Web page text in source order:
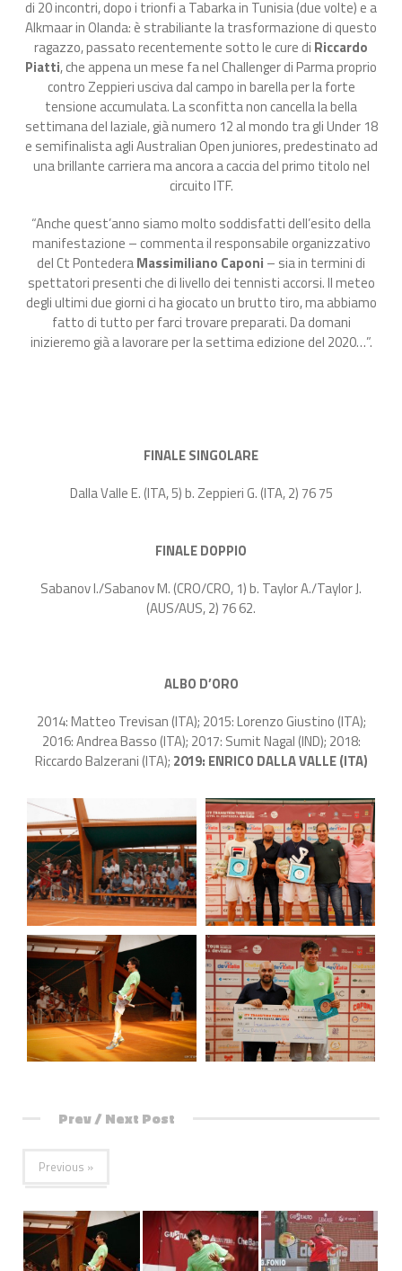
di 20 incontri, dopo i trionfi a Tabarka in Tunisia (due volte) e a
Alkmaar in Olanda: è strabiliante la trasformazione di questo
ragazzo, passato recentemente sotto le cure di Riccardo
Piatti, che appena un mese fa nel Challenger di Parma proprio
contro Zeppieri usciva dal campo in barella per la forte
tensione accumulata. La sconfitta non cancella la bella
settimana del laziale, già numero 12 al mondo tra gli Under 18
e semifinalista agli Australian Open juniores, predestinato ad
una brillante carriera ma ancora a caccia del primo titolo nel
circuito ITF.
“Anche quest’anno siamo molto soddisfatti dell’esito della
manifestazione – commenta il responsabile organizzativo
del Ct PontederaMassimiliano Caponi – sia in termini di
spettatori presenti che di livello dei tennisti accorsi. Il meteo
degli ultimi due giorni ci ha giocato un brutto tiro, ma abbiamo
fatto di tutto per farci trovare preparati. Da domani
inizieremo già a lavorare per la settima edizione del 2020…”.
FINALE SINGOLARE
Dalla Valle E. (ITA, 5) b. Zeppieri G. (ITA, 2) 76 75
FINALE DOPPIO
Sabanov I./Sabanov M. (CRO/CRO, 1) b. Taylor A./Taylor J.
(AUS/AUS, 2) 76 62.
ALBO D’ORO
2014: Matteo Trevisan (ITA); 2015: Lorenzo Giustino (ITA);
2016: Andrea Basso (ITA); 2017: Sumit Nagal (IND); 2018:
Riccardo Balzerani (ITA); 2019: ENRICO DALLA VALLE (ITA)
Prev / Next Post
Previous »